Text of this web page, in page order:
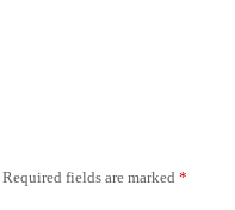
Required fields are marked *